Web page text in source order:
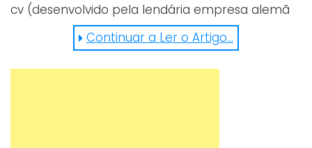
cv (desenvolvido pela lendária empresa alemã
RUF), o Fenyr ainda ultrapassa, em potência, o
seu antecessor, equipado com um 3.8 litros e 780
cv. Como não querer experimentar uma
Continuar a Ler o Artigo...